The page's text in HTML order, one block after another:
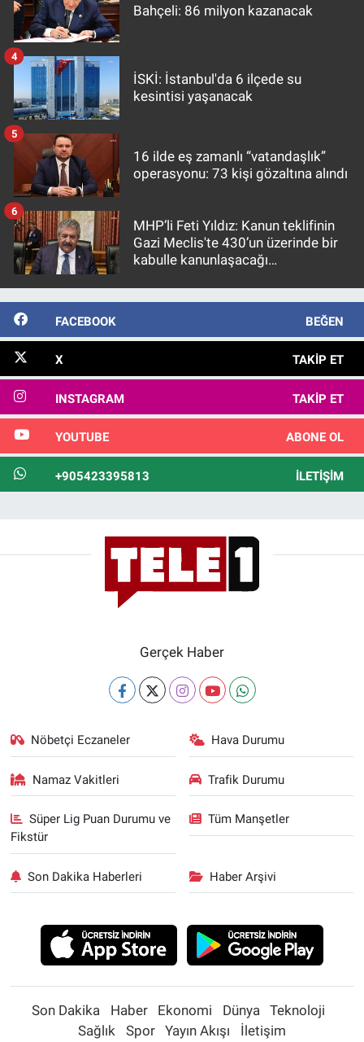
Bahçeli: 86 milyon kazanacak
İSKİ: İstanbul'da 6 ilçede su
kesintisi yaşanacak
4
16 ilde eş zamanlı “vatandaşlık”
operasyonu: 73 kişi gözaltına alındı
5
MHP’li Feti Yıldız: Kanun teklifinin
Gazi Meclis'te 430’un üzerinde bir
kabulle kanunlaşacağı
6
FACEBOOK BEĞEN
X TAKIP ET
INSTAGRAM TAKIP ET
YOUTUBE ABONE OL
+905423395813 İLETIŞIM
Gerçek Haber
Nöbetçi Eczaneler Hava Durumu
Namaz Vakitleri Trafik Durumu
Süper Lig Puan Durumu ve
Fikstür
Tüm Manşetler
Son Dakika Haberleri Haber Arşivi
Son Dakika Haber Ekonomi Dünya
Teknoloji
Sağlık
Spor Yayın Akışı İletişim